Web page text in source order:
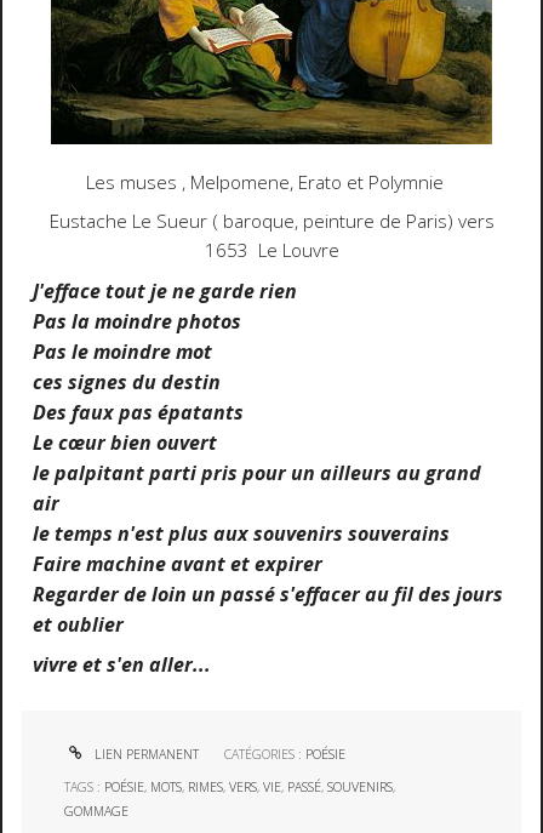
Les muses , Melpomene, Erato et Polymnie
Eustache Le Sueur ( baroque, peinture de Paris) vers
1653 Le Louvre
J'efface tout je ne garde rien
Pas la moindre photos
Pas le moindre mot
ces signes du destin
Des faux pas épatants
Le cœur bien ouvert
le palpitant parti pris pour un ailleurs au grand
air
le temps n'est plus aux souvenirs souverains
Faire machine avant et expirer
Regarder de loin un passé s'effacer au fil des jours
et oublier
vivre et s'en aller...
LIEN PERMANENT CATÉGORIES : POÉSIE
TAGS : POÉSIE, MOTS, RIMES,VERS,VIE, PASSÉ,SOUVENIRS,
GOMMAGE